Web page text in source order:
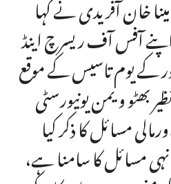
آفس آف ریسرچ اینڈ
کے یوم تاسیس کے موقع
ویمن یونیورسٹی
مسائل کا ذکر کیا
انہی مسائل کا سامنا ہے،